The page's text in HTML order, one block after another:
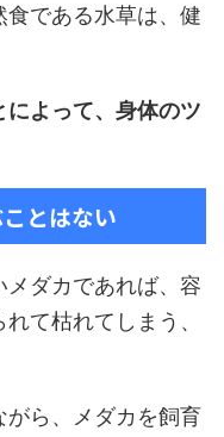
である水草は、健
によって、身体のツ
とはない
ダカであれば、容
て枯れてしまう、
がら、メダカを飼育